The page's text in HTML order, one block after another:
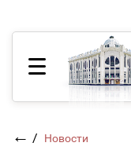
← / Новости